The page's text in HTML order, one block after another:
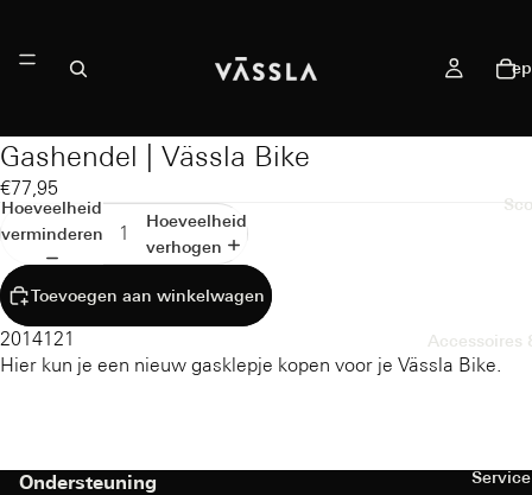
Accessoires
Gashendel | Vässla Bike
€77,95
Hoeveelheid
verminderen
Hoeveelheid
verhogen
Toevoegen aan winkelwagen
2014121
Hier kun je een nieuw gasklepje kopen voor je Vässla Bike.
Ondersteuning